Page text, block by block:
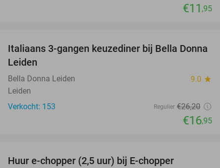
€11 ,95
35%
Italiaans 3-gangen keuzediner bij Bella Donna
Leiden
Bella Donna Leiden 9.0 star
Leiden
Verkocht: 153
Regulier €26,20
€16,95
Huur e-chopper (2,5 uur) bij E-chopper